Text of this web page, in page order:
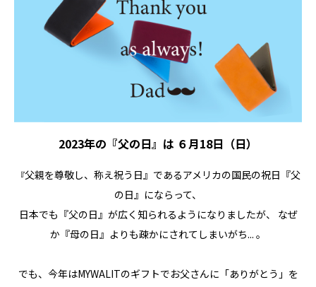
2023年の『父の日』は ６月18日（日）
『父親を尊敬し、称え祝う日』であるアメリカの国民の祝日『父
の日』にならって、
日本でも『父の日』が広く知られるようになりましたが、 なぜ
か『母の日』よりも疎かにされてしまいがち... 。
でも、今年はMYWALITのギフトでお父さんに「ありがとう」を